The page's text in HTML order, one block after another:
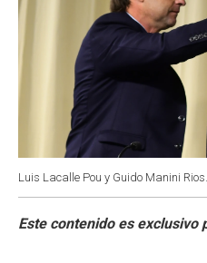
Luis Lacalle Pou y Guido Manini Rios.